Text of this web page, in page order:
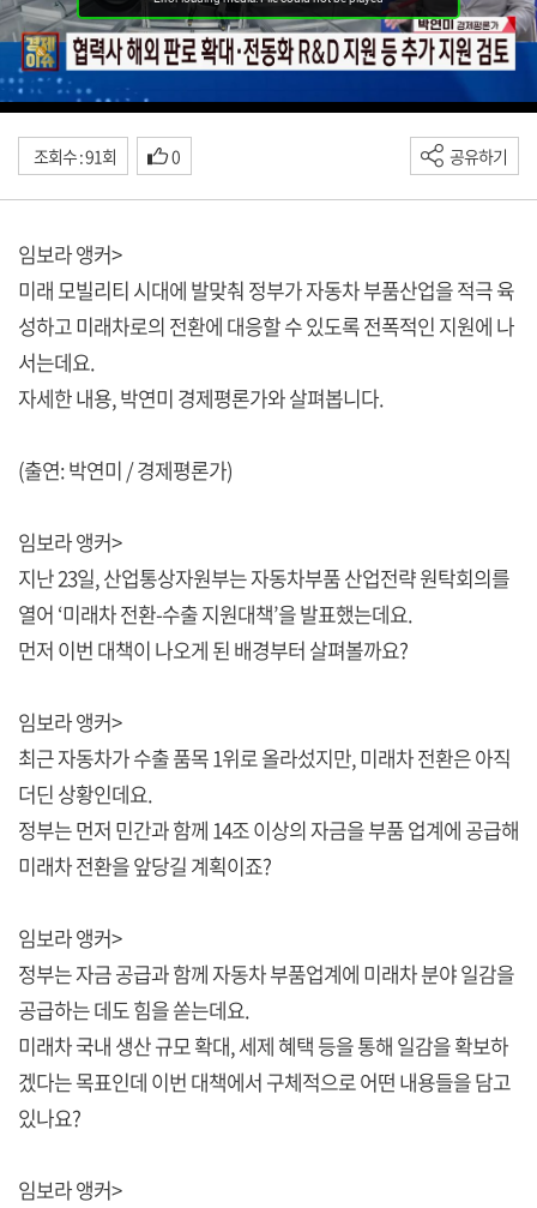
조회수 : 91회 0 공유하기
임보라 앵커>
미래 모빌리티 시대에 발맞춰 정부가 자동차 부품산업을 적극 육
성하고 미래차로의 전환에 대응할 수 있도록 전폭적인 지원에 나
서는데요.
자세한 내용, 박연미 경제평론가와 살펴봅니다.
(출연: 박연미 / 경제평론가)
임보라 앵커>
지난 23일, 산업통상자원부는 자동차부품 산업전략 원탁회의를
열어 ‘미래차 전환-수출 지원대책’을 발표했는데요.
먼저 이번 대책이 나오게 된 배경부터 살펴볼까요?
임보라 앵커>
최근 자동차가 수출 품목 1위로 올라섰지만, 미래차 전환은 아직
더딘 상황인데요.
정부는 먼저 민간과 함께 14조 이상의 자금을 부품 업계에 공급해
미래차 전환을 앞당길 계획이죠?
임보라 앵커>
정부는 자금 공급과 함께 자동차 부품업계에 미래차 분야 일감을
공급하는 데도 힘을 쏟는데요.
미래차 국내 생산 규모 확대, 세제 혜택 등을 통해 일감을 확보하
겠다는 목표인데 이번 대책에서 구체적으로 어떤 내용들을 담고
있나요?
임보라 앵커>